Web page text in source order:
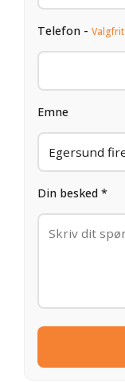
Telefon - Valgfrit
Emne
Din besked *